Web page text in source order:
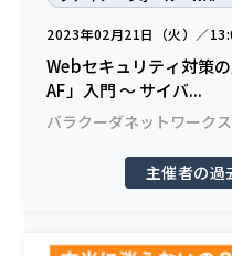
2023年02月21日（火）／
Webセキュリティ対策
AF」入門 ～ サイバ...
バラクーダネットワーク
主催者の過